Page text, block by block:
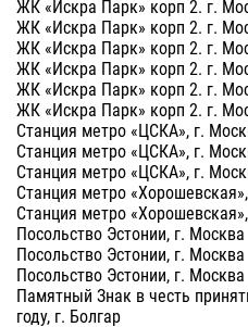
ЖК «Искра Парк» корп 2. г.
ЖК «Искра Парк» корп 2. г.
ЖК «Искра Парк» корп 2. г.
ЖК «Искра Парк» корп 2. г.
ЖК «Искра Парк» корп 2. г.
ЖК «Искра Парк» корп 2. г.
Станция метро «ЦСКА», г.
Станция метро «ЦСКА», г.
Станция метро «ЦСКА», г.
Станция метро
Станция метро
Посольство Эстонии, г. Москва
Посольство Эстонии, г. Москва
Посольство Эстонии, г. Москва
Памятный Знак в честь
году, г. Болгар